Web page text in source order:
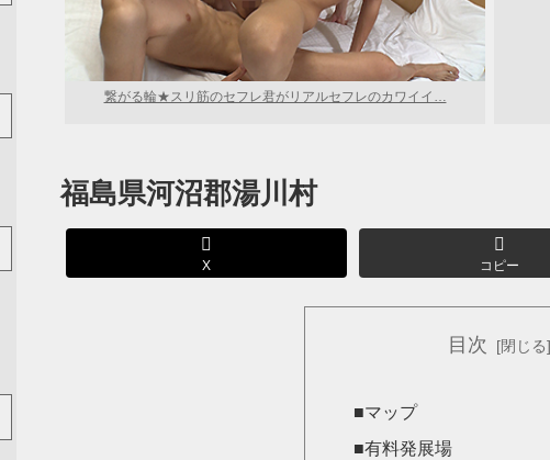
繋がる輪★スリ筋のセフレ君がリアルセフレのカワイイ…
福島県河沼郡湯川村
X コピー
目次
■マップ
■有料発展場